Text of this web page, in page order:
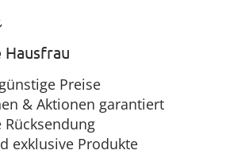
Preise
& Aktionen garantiert
Rücksendung
exklusive Produkte